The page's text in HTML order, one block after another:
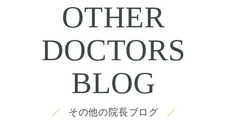
OTHER
DOCTORS
BLOG
その他の院長ブログ